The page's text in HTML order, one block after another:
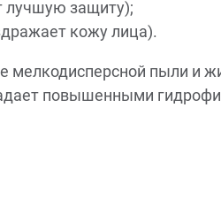
лучшую защиту);
кожу лица).
мелкодисперсной пыли и
повышенными